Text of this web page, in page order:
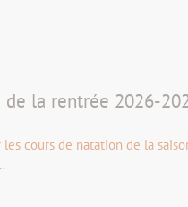
la rentrée 2026-
cours de natation de la